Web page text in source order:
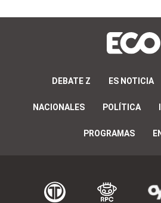
DEBATE Z ES NOTICIA
NACIONALES POLÍTICA
PROGRAMAS